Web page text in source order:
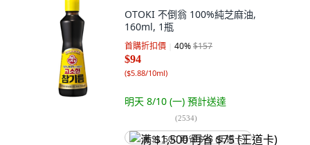
OTOKI 不倒翁 100%純芝麻油,
160ml, 1瓶
首購折扣價 40%$157
$94
($5.88/10ml)
明天 8/10 (一) 預計送達
(2534)
满 $1,500 再省 $75 (王道卡)